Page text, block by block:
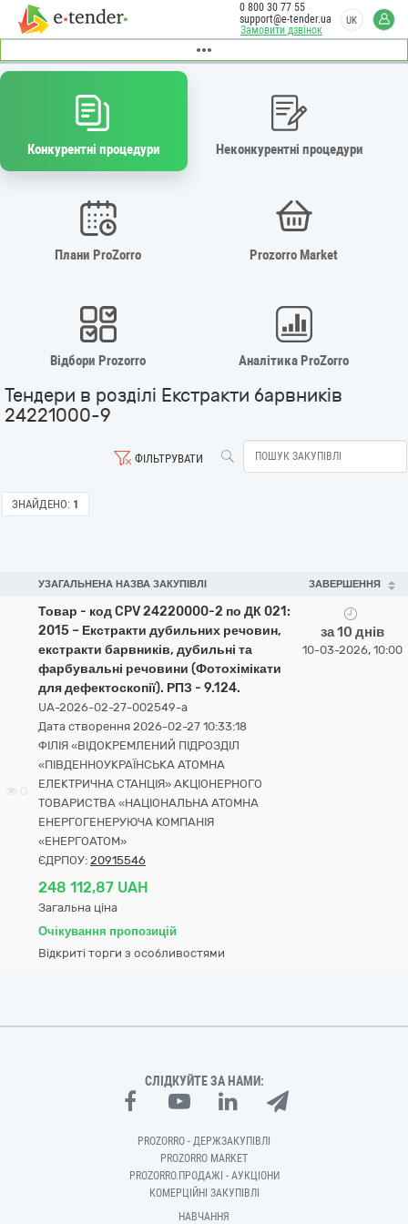
Замовити дзвінок
0 800 30 77 55
support@e-tender.ua
UK
Конкурентні процедури Неконкурентні процедури
Плани ProZorro Prozorro Market
Відбори Prozorro Аналітика ProZorro
Тендери в розділі Екстракти барвників
24221000-9
ФІЛЬТРУВАТИ
ЗНАЙДЕНО: 1
УЗАГАЛЬНЕНА НАЗВА ЗАКУПІВЛІ ЗАВЕРШЕННЯ
Товар - код CPV 24220000-2 по ДК 021:
2015 – Екстракти дубильних речовин,
екстракти барвників, дубильні та
фарбувальні речовини (Фотохімікати
для дефектоскопії). РПЗ - 9.124.
UA-2026-02-27-002549-a
Дата створення 2026-02-27 10:33:18
ФІЛІЯ «ВІДОКРЕМЛЕНИЙ ПІДРОЗДІЛ
«ПІВДЕННОУКРАЇНСЬКА АТОМНА
ЕЛЕКТРИЧНА СТАНЦІЯ» АКЦІОНЕРНОГО
ТОВАРИСТВА «НАЦІОНАЛЬНА АТОМНА
ЕНЕРГОГЕНЕРУЮЧА КОМПАНІЯ
«ЕНЕРГОАТОМ»
ЄДРПОУ: 20915546
248 112,87 UAH
Загальна ціна
Очікування пропозицій
Відкриті торги з особливостями
за 10 днів
10-03-2026, 10:00
СЛІДКУЙТЕ ЗА НАМИ:
PROZORRO - ДЕРЖЗАКУПІВЛІ
PROZORRO MARKET
PROZORRO.ПРОДАЖІ - АУКЦІОНИ
КОМЕРЦІЙНІ ЗАКУПІВЛІ
НАВЧАННЯ